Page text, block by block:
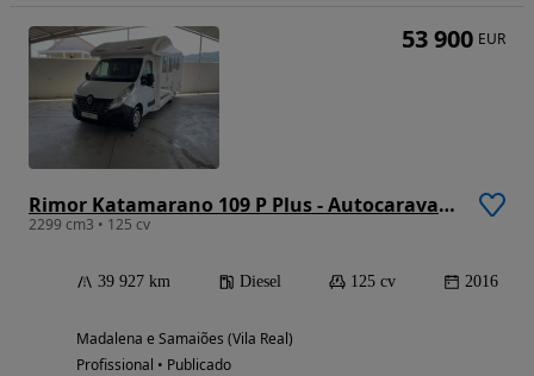
Rimor Katamarano 109 P Plus - Autocaravana c/Cama Central e Cama Basculante
2299 cm3 • 125 cv
39 927 km Diesel 125 cv 2016
Madalena e Samaiões (Vila Real)
Profissional • Publicado
53 900 EUR